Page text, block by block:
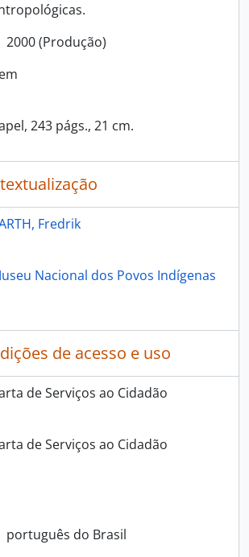
2000 (Produção)
243 págs., 21 cm.
Fredrik
Nacional dos Povos Indígenas
de acesso e uso
de Serviços ao Cidadão
de Serviços ao Cidadão
português do Brasil